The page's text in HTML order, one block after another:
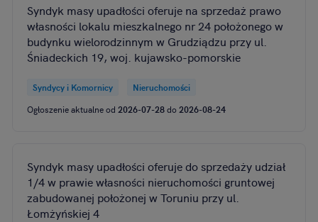
Syndyk masy upadłości oferuje na sprzedaż prawo
własności lokalu mieszkalnego nr 24 położonego w
budynku wielorodzinnym w Grudziądzu przy ul.
Śniadeckich 19, woj. kujawsko-pomorskie
Syndycy i Komornicy
Nieruchomości
Ogłoszenie aktualne od 2026-07-28do 2026-08-24
Syndyk masy upadłości oferuje do sprzedaży udział
1/4 w prawie własności nieruchomości gruntowej
zabudowanej położonej w Toruniu przy ul.
Łomżyńskiej 4